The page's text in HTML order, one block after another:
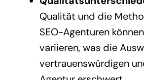
Qualität und die
SEO-Agenturen
variieren, was die
vertrauenswürdigen